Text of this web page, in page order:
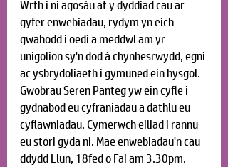
Wrth i ni agosáu at y dyddiad cau ar
gyfer enwebiadau, rydym yn eich
gwahodd i oedi a meddwl am yr
unigolion sy'n dod â chynhesrwydd, egni
ac ysbrydoliaeth i gymuned ein hysgol.
Gwobrau Seren Panteg yw ein cyfle i
gydnabod eu cyfraniadau a dathlu eu
cyflawniadau. Cymerwch eiliad i rannu
eu stori gyda ni. Mae enwebiadau'n cau
ddydd Llun, 18fed o Fai am 3.30pm.